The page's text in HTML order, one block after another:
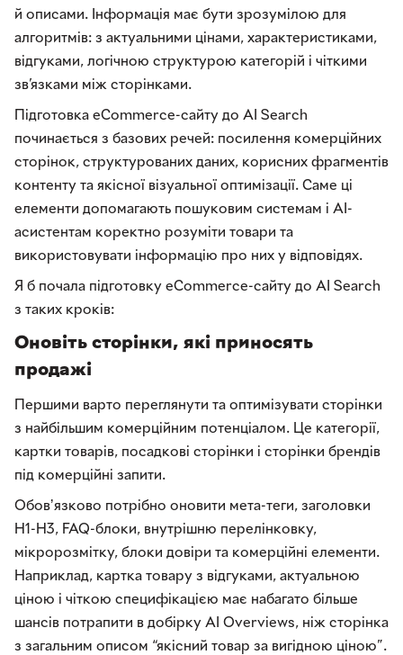
й описами. Інформація має бути зрозумілою для
алгоритмів: з актуальними цінами, характеристиками,
відгуками, логічною структурою категорій і чіткими
зв’язками між сторінками.
Підготовка eCommerce-сайту до AI Search
починається з базових речей: посилення комерційних
сторінок, структурованих даних, корисних фрагментів
контенту та якісної візуальної оптимізації. Саме ці
елементи допомагають пошуковим системам і AI-
асистентам коректно розуміти товари та
використовувати інформацію про них у відповідях.
Я б почала підготовку eCommerce-сайту до AI Search
з таких кроків:
Оновіть сторінки, які приносять
продажі
Першими варто переглянути та оптимізувати сторінки
з найбільшим комерційним потенціалом. Це категорії,
картки товарів, посадкові сторінки і сторінки брендів
під комерційні запити.
Обовʼязково потрібно оновити мета-теги, заголовки
H1-H3, FAQ-блоки, внутрішню перелінковку,
мікророзмітку, блоки довіри та комерційні елементи.
Наприклад, картка товару з відгуками, актуальною
ціною і чіткою специфікацією має набагато більше
шансів потрапити в добірку AI Overviews, ніж сторінка
з загальним описом “якісний товар за вигідною ціною”.